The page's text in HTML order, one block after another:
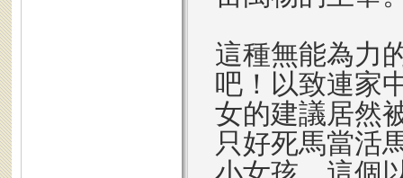
這種無能為力
吧！以致連家
女的建議居然
只好死馬當活